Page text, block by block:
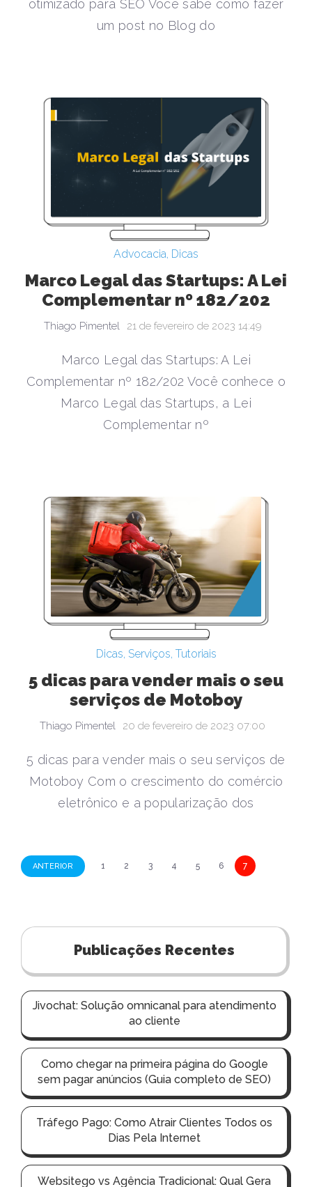
otimizado para SEO Você sabe como fazer
um post no Blog do
Advocacia, Dicas
Marco Legal das Startups: A Lei
Complementar nº 182/202
Thiago Pimentel 21 de fevereiro de 2023 14:49
Marco Legal das Startups: A Lei
Complementar nº 182/202 Você conhece o
Marco Legal das Startups, a Lei
Complementar nº
Dicas, Serviços, Tutoriais
5 dicas para vender mais o seu
serviços de Motoboy
Thiago Pimentel 20 de fevereiro de 2023 07:00
5 dicas para vender mais o seu serviços de
Motoboy Com o crescimento do comércio
eletrônico e a popularização dos
N
e
a
ç
o
p
r
o
s
ANTERIOR 1 2 3 4 5 6 7
Publicações Recentes
Jivochat: Solução omnicanal para atendimento
ao cliente
Como chegar na primeira página do Google
sem pagar anúncios (Guia completo de SEO)
Tráfego Pago: Como Atrair Clientes Todos os
Dias Pela Internet
Websitego vs Agência Tradicional: Qual Gera